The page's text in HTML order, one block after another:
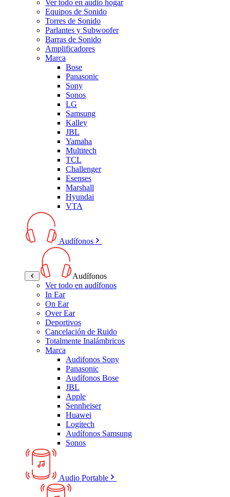
Ver todo en audio hogar
Equipos de Sonido
Torres de Sonido
Parlantes y Subwoofer
Barras de Sonido
Amplificadores
Marca
Bose
Panasonic
Sony
Sonos
LG
Samsung
Kalley
JBL
Yamaha
Multitech
TCL
Challenger
Esenses
Marshall
Hyundai
VTA
Audífonos
Audífonos
Ver todo en audífonos
In Ear
On Ear
Over Ear
Deportivos
Cancelación de Ruido
Totalmente Inalámbricos
Marca
Audifonos Sony
Panasonic
Audífonos Bose
JBL
Apple
Sennheiser
Huawei
Logitech
Audífonos Samsung
Sonos
Audio Portable